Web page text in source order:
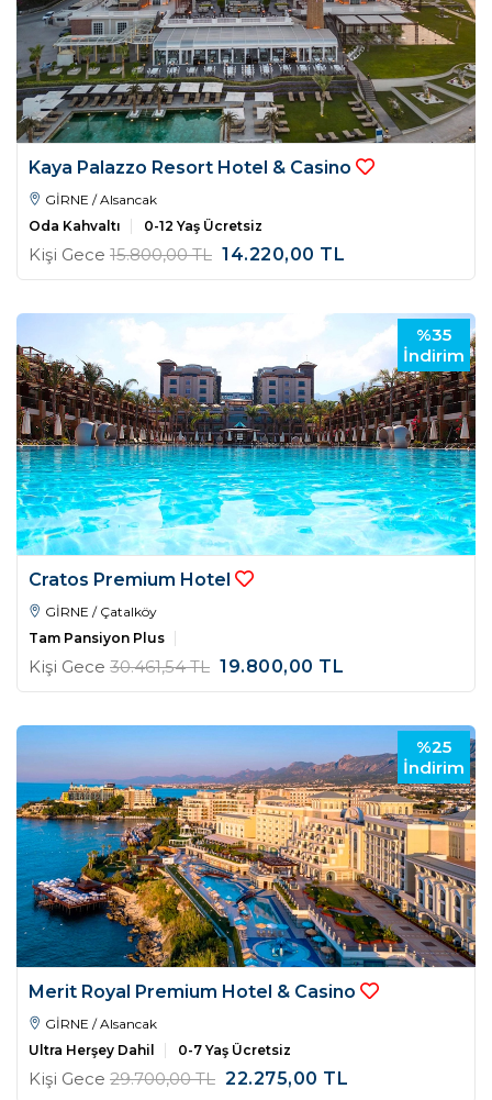
Kaya Palazzo Resort Hotel & Casino
GİRNE / Alsancak
Oda Kahvaltı
0-12 Yaş Ücretsiz
Kişi Gece 15.800,00TL 14.220,00 TL
%35
İndirim
Cratos Premium Hotel
GİRNE / Çatalköy
Tam Pansiyon Plus
Kişi Gece 30.461,54TL 19.800,00 TL
%25
İndirim
Merit Royal Premium Hotel & Casino
GİRNE / Alsancak
Ultra Herşey Dahil
0-7 Yaş Ücretsiz
Kişi Gece 29.700,00TL 22.275,00 TL